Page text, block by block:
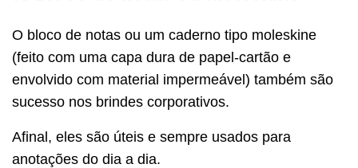
O bloco de notas ou um caderno tipo moleskine
(feito com uma capa dura de papel-cartão e
envolvido com material impermeável) também são
sucesso nos brindes corporativos.
Afinal, eles são úteis e sempre usados para
anotações do dia a dia.